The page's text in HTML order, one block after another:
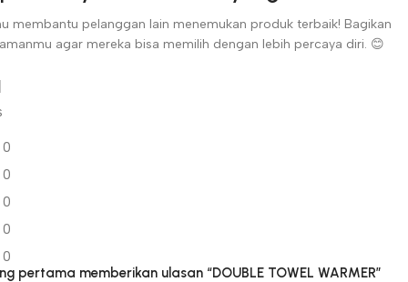
membantu pelanggan lain menemukan produk terbaik! Bagikan
agar mereka bisa memilih dengan lebih percaya diri. 😊
0
0
0
0
0
pertama memberikan ulasan “DOUBLE TOWEL WARMER”